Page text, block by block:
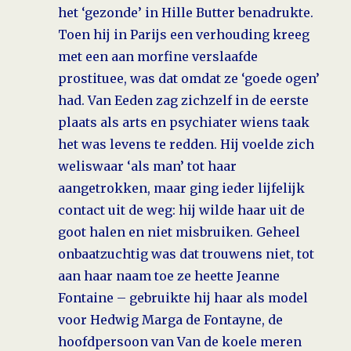
het ‘gezonde’ in Hille Butter benadrukte.
Toen hij in Parijs een verhouding kreeg
met een aan morfine verslaafde
prostituee, was dat omdat ze ‘goede ogen’
had. Van Eeden zag zichzelf in de eerste
plaats als arts en psychiater wiens taak
het was levens te redden. Hij voelde zich
weliswaar ‘als man’ tot haar
aangetrokken, maar ging ieder lijfelijk
contact uit de weg: hij wilde haar uit de
goot halen en niet misbruiken. Geheel
onbaatzuchtig was dat trouwens niet, tot
aan haar naam toe ze heette Jeanne
Fontaine – gebruikte hij haar als model
voor Hedwig Marga de Fontayne, de
hoofdpersoon van Van de koele meren